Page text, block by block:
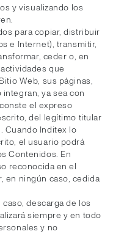
y visualizando los
para copiar, distribuir
e Internet), transmitir,
ceder o, en
que
Web, sus páginas,
ya sea con
el expreso
del legítimo titular
Cuando Inditex lo
el usuario podrá
Contenidos. En
reconocida en el
en ningún caso, cedida
descarga de los
siempre y en todo
y no